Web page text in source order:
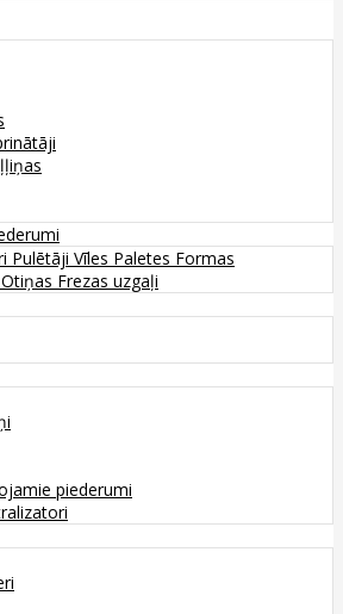
Pulētāji Vīles Paletes Formas
Otiņas Frezas uzgaļi
piederumi